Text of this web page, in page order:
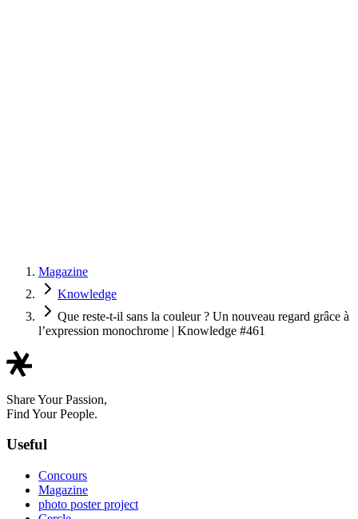
Magazine
Knowledge
Que reste-t-il sans la couleur ? Un nouveau regard grâce à
l’expression monochrome | Knowledge #461
Share Your Passion,
Find Your People.
Useful
Concours
Magazine
photo poster project